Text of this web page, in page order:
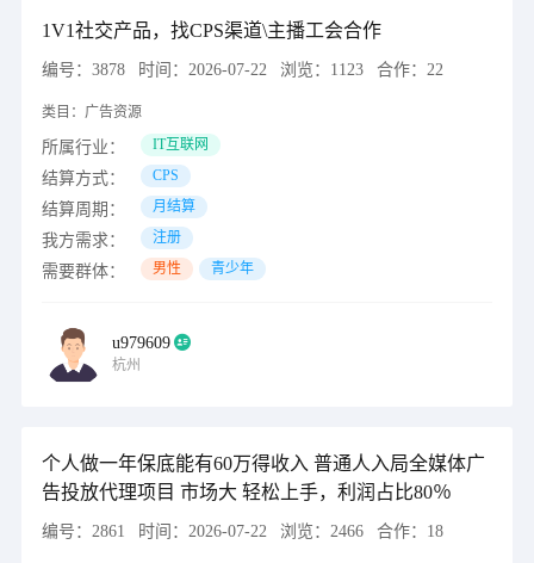
1V1社交产品，找CPS渠道\主播工会合作
编号： 3878 时间： 2026-07-22 浏览： 1123 合作： 22
类目： 广告资源
所属行业： IT互联网
结算方式： CPS
结算周期： 月结算
我方需求： 注册
需要群体： 男性 青少年
u979609
杭州
个人做一年保底能有60万得收入 普通人入局全媒体广
告投放代理项目 市场大 轻松上手，利润占比80％
编号： 2861 时间： 2026-07-22 浏览： 2466 合作： 18